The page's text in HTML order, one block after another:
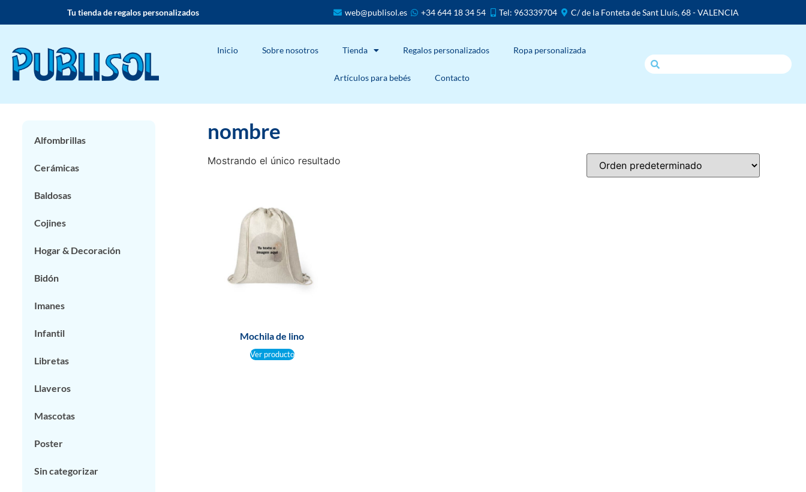
Tu tienda de regalos personalizados web@publisol.es +34 644 18 34 54 Tel: 963339704 C/ de la Fonteta de Sant Lluís, 68 - VALENCIA
Inicio Sobre nosotros Tienda Regalos personalizados Ropa personalizada
Artículos para bebés Contacto
Alfombrillas
Cerámicas
Baldosas
Cojines
Hogar & Decoración
Bidón
Imanes
Infantil
Libretas
Llaveros
Mascotas
Poster
Sin categorizar
nombre
Mostrando el único resultado
Mochila de lino
Ver producto